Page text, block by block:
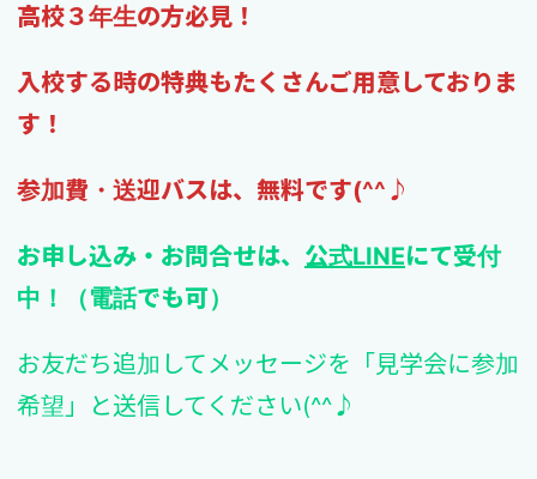
高校３年生の方必見！
入校する時の特典もたくさんご用意しておりま
す！
参加費・送迎バスは、無料です(^^♪
お申し込み・お問合せは、 公式LINEにて受付
中！（電話でも可）
お友だち追加してメッセージを「見学会に参加
希望」と送信してください(^^♪